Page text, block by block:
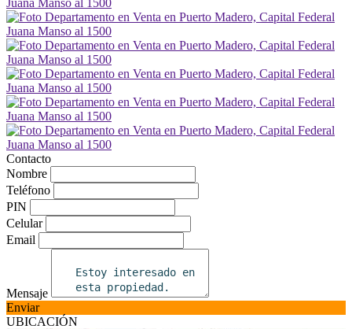
Contacto
Nombre
Teléfono
PIN
Celular
Email
Mensaje
Enviar
UBICACIÓN